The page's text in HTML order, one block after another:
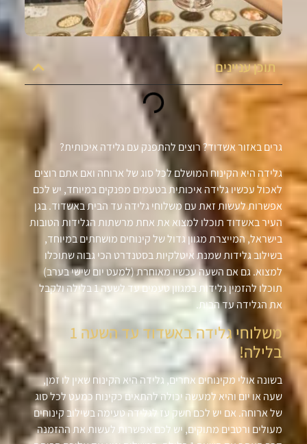
תוכן עניינים
גרים באזור אשדוד? רוצים להתפנק עם גלידה איכותית?
גלידה היא הקינוח המושלם לכל סוג של ארוחה ואם אתם רוצים
לאכול עכשיו גלידה איכותית בטעמים מפנקים במיוחד, יש לכם
אפשרות לעשות זאת עם משלוחי גלידה עד הבית באשדוד. בגן
העיר באשדוד תוכלו למצוא את אחת מרשתות הגלידות הטובות
בישראל, המייצרת מגוון גדול של קינוחים מושחתים במיוחד,
בשילוב גלידות שמנת איטלקיות בסטנדרט הכי גבוה שתוכלו
למצוא. גם אם השעה עכשיו מאוחרת (למעט יום שישי בערב)
תוכלו להזמין גלידות במגוון טעמים עד לשעה 1 בלילה ולקבל
את הגלידה עד הבית.
משלוחי גלידה באשדוד עד השעה 1
בלילה!
בשונה אולי מקינוחים אחרים, גלידה היא הקינוח שאין לו זמן,
שעה או יום והיא למעשה יכולה להתאים כקינוח כמעט לכל סוג
של ארוחה. אם יש לכם חשק עז לגלידה טעימה בשילוב קינוחים
מעולים ורטבים מתוקים, יש לכם אפשרות לעשות את ההזמנה